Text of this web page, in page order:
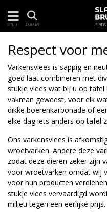
MENU ZOEKEN
Respect voor
Varkensvlees is sappig en
goed laat combineren met
stukje vlees wat bij u op
vakman geweest, voor elk
dikke boerenkarbonade of
elke dag iets anders op tafel
Ons varkensvlees is
wroetvarken. Andere deze
zodat deze dieren zeker zijn
voor wroetvarken omdat wij
voor hun producten
stukje vlees vervaardigd
milieu tegen een eerlijke prijs.